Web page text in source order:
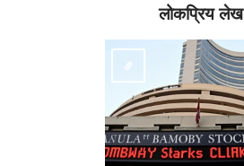
लोकप्रिय लेख